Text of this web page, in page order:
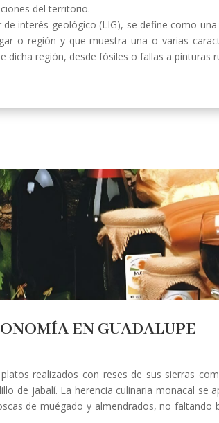
del territorio.
interés geológico (LIG), se define como
o región y que muestra una o varias
dicha región, desde fósiles o fallas a pinturas
EN GUADALUPE
realizados con reses de sus sierras
de jabalí. La herencia culinaria monacal se
de muégado y almendrados, no